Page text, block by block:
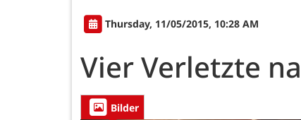
Thursday, 11/05/2015, 10:28 AM
Vier Verletzte
Bilder